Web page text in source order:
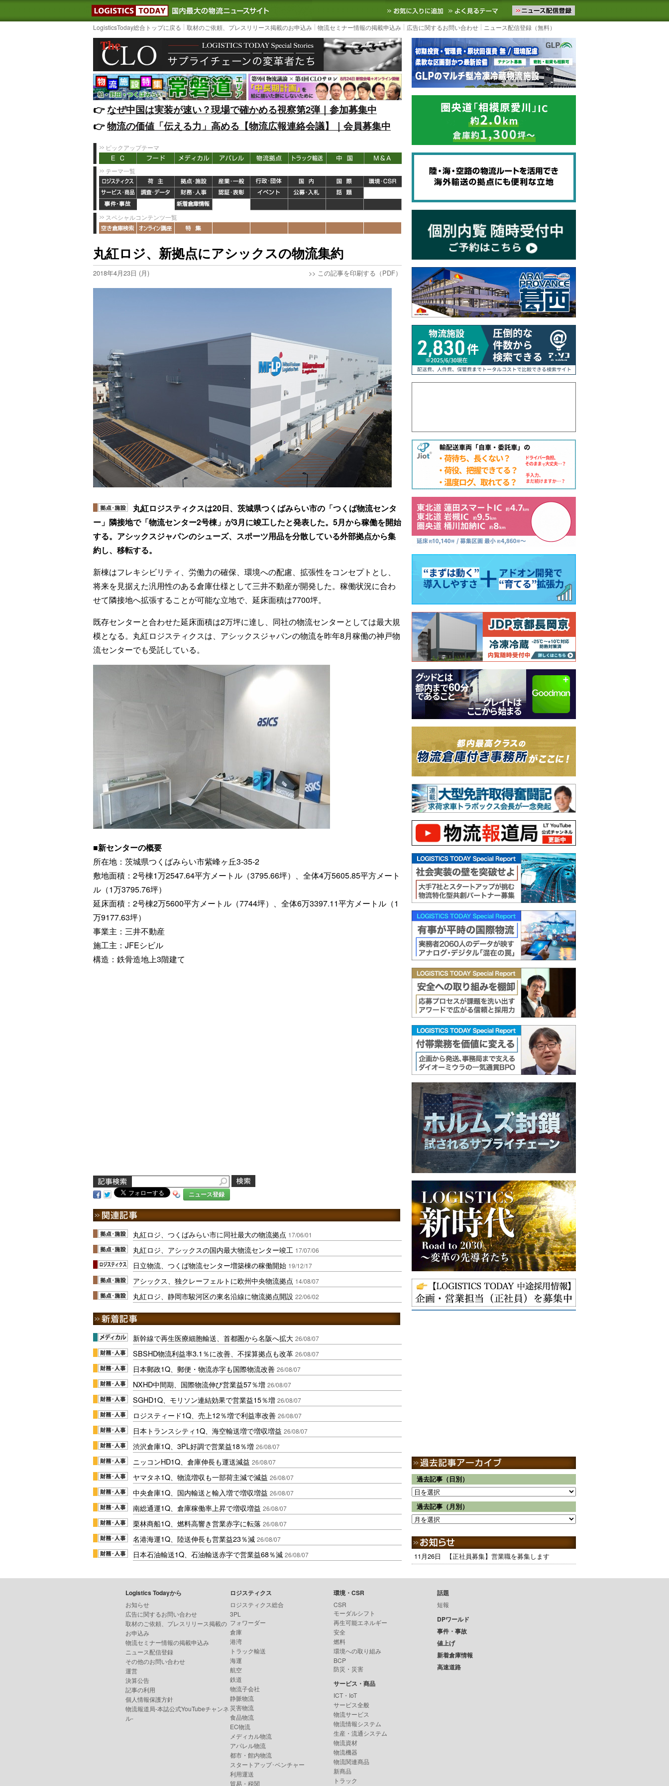
LOGISTICS TODAY｜国内最大の物流ニュースサイト3PL, SCMなど国内外の最新の物流ニュースをお届けします。物流ニュースメール配信を登録す
お気に入りに追加 よく見るテーマ
LogisticsToday総合トップに戻る 取材のご依頼、プレスリリース掲載のお申込み 物流セミナー情報の掲載申込み 広告に関するお問い合わせ ニュース配信登録（無料）
👉️なぜ中国は実装が速い？現場で確かめる視察第2弾｜参加募集中
👉️物流の価値「伝える力」高める【物流広報連絡会議】｜会員募集中
ピックアップテーマ
テーマ一覧
スペシャルコンテンツ一覧
丸紅ロジ、新拠点にアシックスの物流集約
2018年4月23日 (月) >> この記事を印刷する（PDF）
丸紅ロジスティクスは20日、茨城県つくばみらい市の「つくば物流センタ
ー」隣接地で「物流センター2号棟」が3月に竣工したと発表した。5月から稼働を開始
する。アシックスジャパンのシューズ、スポーツ用品を分散している外部拠点から集
約し、移転する。
新棟はフレキシビリティ、労働力の確保、環境への配慮、拡張性をコンセプトとし、
将来を見据えた汎用性のある倉庫仕様として三井不動産が開発した。稼働状況に合わ
せて隣接地へ拡張することが可能な立地で、延床面積は7700坪。
既存センターと合わせた延床面積は2万坪に達し、同社の物流センターとしては最大規
模となる。丸紅ロジスティクスは、アシックスジャパンの物流を昨年8月稼働の神戸物
流センターでも受託している。
■新センターの概要
所在地：茨城県つくばみらい市紫峰ヶ丘3-35-2
敷地面積：2号棟1万2547.64平方メートル（3795.66坪）、全体4万5605.85平方メート
ル（1万3795.76坪）
延床面積：2号棟2万5600平方メートル（7744坪）、全体6万3397.11平方メートル（1
万9177.63坪）
事業主：三井不動産
施工主：JFEシビル
構造：鉄骨造地上3階建て
ニュース登録
丸紅ロジ、つくばみらい市に同社最大の物流拠点 17/06/01
丸紅ロジ、アシックスの国内最大物流センター竣工 17/07/06
日立物流、つくば物流センター増築棟の稼働開始 19/12/17
アシックス、独クレーフェルトに欧州中央物流拠点 14/08/07
丸紅ロジ、静岡市駿河区の東名沿線に物流拠点開設 22/06/02
新幹線で再生医療細胞輸送、首都圏から名阪へ拡大 26/08/07
SBSHD物流利益率3.1％に改善、不採算拠点も改革 26/08/07
日本郵政1Q、郵便・物流赤字も国際物流改善 26/08/07
NXHD中間期、国際物流伸び営業益57％増 26/08/07
SGHD1Q、モリソン連結効果で営業益15％増 26/08/07
ロジスティード1Q、売上12％増で利益率改善 26/08/07
日本トランスシティ1Q、海空輸送増で増収増益 26/08/07
渋沢倉庫1Q、3PL好調で営業益18％増 26/08/07
ニッコンHD1Q、倉庫伸長も運送減益 26/08/07
ヤマタネ1Q、物流増収も一部荷主減で減益 26/08/07
中央倉庫1Q、国内輸送と輸入増で増収増益 26/08/07
南総通運1Q、倉庫稼働率上昇で増収増益 26/08/07
栗林商船1Q、燃料高響き営業赤字に転落 26/08/07
名港海運1Q、陸送伸長も営業益23％減 26/08/07
日本石油輸送1Q、石油輸送赤字で営業益68％減 26/08/07
過去記事（日別）
過去記事（月別）
11月26日 【正社員募集】営業職を募集します
Logistics Todayから
お知らせ
広告に関するお問い合わせ
取材のご依頼、プレスリリース掲載の
お申込み
物流セミナー情報の掲載申込み
ニュース配信登録
その他のお問い合わせ
運営
決算公告
記事の利用
個人情報保護方針
物流報道局-本誌公式YouTubeチャンネ
ル-
ロジスティクス
ロジスティクス総合
3PL
フォワーダー
倉庫
港湾
トラック輸送
海運
航空
鉄道
物流子会社
静脈物流
災害物流
食品物流
EC物流
メディカル物流
アパレル物流
都市・館内物流
スタートアップ･ベンチャー
利用運送
貿易・税関
環境・CSR
CSR
モーダルシフト
再生可能エネルギー
安全
燃料
環境への取り組み
BCP
防災・災害
サービス・商品
ICT・IoT
サービス全般
物流サービス
物流情報システム
生産・流通システム
物流資材
物流機器
物流関連商品
新商品
トラック
話題
短報
DPワールド
事件・事故
値上げ
新着倉庫情報
高速道路